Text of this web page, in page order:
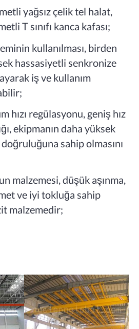
yağsız çelik tel halat,
T sınıfı kanca kafası;
kullanılması, birden
hassasiyetli senkronize
iş ve kullanım
hızı regülasyonu, geniş hız
ekipmanın daha yüksek
sahip olmasını
malzemesi, düşük aşınma,
ve iyi tokluğa sahip
malzemedir;